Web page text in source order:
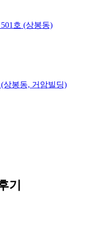
호 (상봉동)
상봉동, 거암빌딩)
기